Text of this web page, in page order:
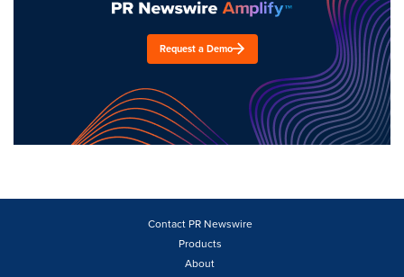
Request a Demo
Contact PR Newswire
Products
About